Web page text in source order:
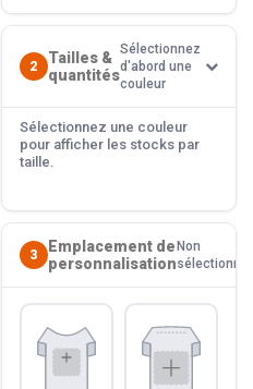
2
Tailles &
quantités
Sélectionnez
d'abord une
couleur
Sélectionnez une couleur
pour afficher les stocks par
taille.
3
Emplacement de
personnalisation
Non
sélectionné